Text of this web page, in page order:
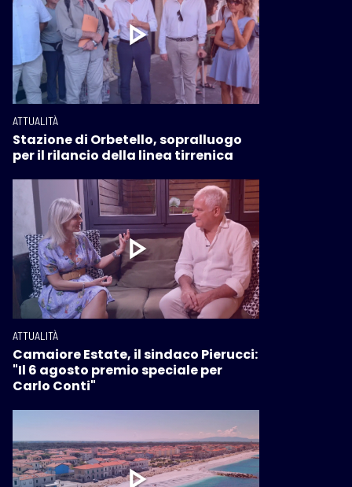
ATTUALITÀ
Stazione di Orbetello, sopralluogo
per il rilancio della linea tirrenica
ATTUALITÀ
Camaiore Estate, il sindaco Pierucci:
"Il 6 agosto premio speciale per
Carlo Conti"